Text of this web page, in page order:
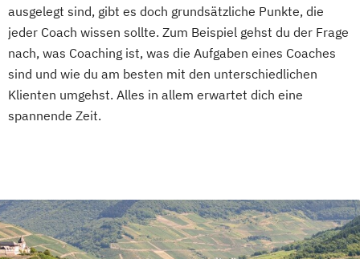
ausgelegt sind, gibt es doch grundsätzliche Punkte, die
jeder Coach wissen sollte. Zum Beispiel gehst du der Frage
nach, was Coaching ist, was die Aufgaben eines Coaches
sind und wie du am besten mit den unterschiedlichen
Klienten umgehst. Alles in allem erwartet dich eine
spannende Zeit.